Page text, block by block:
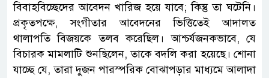
বিবাহবিচ্ছেদের আবেদন খারিজ হয়ে যাবে; কিন্তু তা ঘটেনি।
প্রকৃতপক্ষে, সংগীতার আবেদনের ভিত্তিতেই আদালত
থালাপতি বিজয়কে তলব করেছিল। আশ্চর্যজনকভাবে, যে
বিচারক মামলাটি শুনছিলেন, তাকে বদলি করা হয়েছে। শোনা
যাচ্ছে যে, তারা দুজন পারস্পরিক বোঝাপড়ার মাধ্যমে আলাদা